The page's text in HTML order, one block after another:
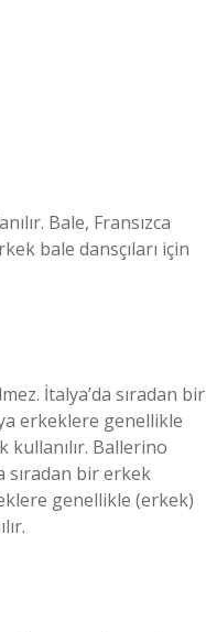
Bale, Fransızca
bale dansçıları için
İtalya’da sıradan bir
erkeklere genellikle
Ballerino
sıradan bir erkek
genellikle (erkek)